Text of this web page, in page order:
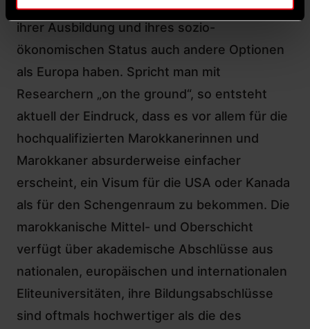
vergraulen vor allem diejenigen, die aufgrund
ihrer Ausbildung und ihres sozio-
ökonomischen Status auch andere Optionen
als Europa haben. Spricht man mit
Researchern „on the ground“, so entsteht
aktuell der Eindruck, dass es vor allem für die
hochqualifizierten Marokkanerinnen und
Marokkaner absurderweise einfacher
erscheint, ein Visum für die USA oder Kanada
als für den Schengenraum zu bekommen. Die
marokkanische Mittel- und Oberschicht
verfügt über akademische Abschlüsse aus
nationalen, europäischen und internationalen
Eliteuniversitäten, ihre Bildungsabschlüsse
sind oftmals hochwertiger als die des